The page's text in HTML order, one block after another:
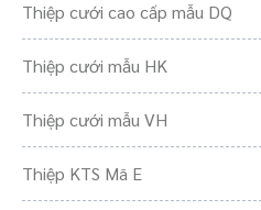
Thiệp cưới cao cấp mẫu DQ
Thiệp cưới mẫu HK
Thiệp cưới mẫu VH
Thiệp KTS Mã E